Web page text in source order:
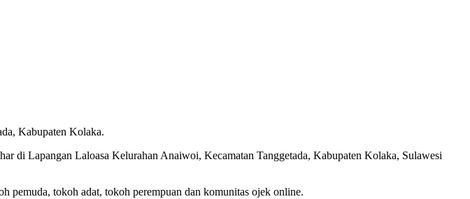
Kabupaten Kolaka.
di Lapangan Laloasa Kelurahan Anaiwoi, Kecamatan Tanggetada, Kabupaten Kolaka, Sulawesi
tokoh adat, tokoh perempuan dan komunitas ojek online.